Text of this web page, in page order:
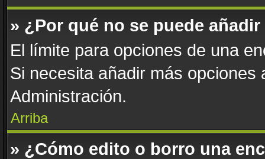
» ¿Por qué no se puede
El límite para opciones de una
Si necesita añadir más
Administración.
Arriba
» ¿Cómo edito o borro una